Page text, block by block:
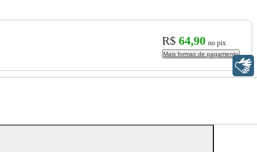
R$ 64,90 no pix
Mais formas de pagamento